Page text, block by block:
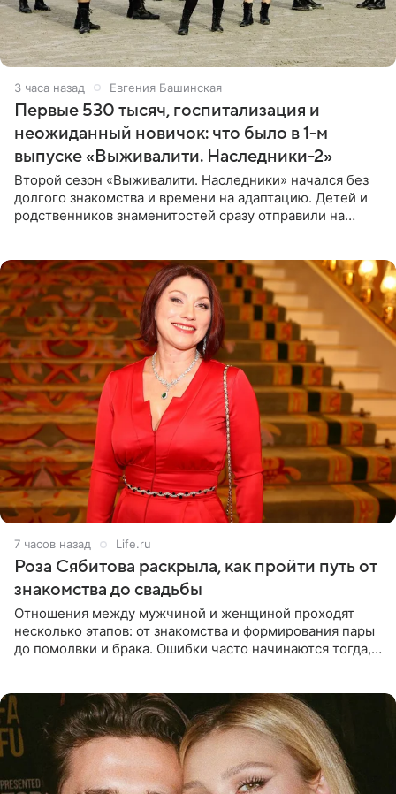
3 часа назад Евгения Башинская
Первые 530 тысяч, госпитализация и
неожиданный новичок: что было в 1-м
выпуске «Выживалити. Наследники-2»
Второй сезон «Выживалити. Наследники» начался без
долгого знакомства и времени на адаптацию. Детей и
родственников знаменитостей сразу отправили на
7 часов назад Life.ru
Роза Сябитова раскрыла, как пройти путь от
знакомства до свадьбы
Отношения между мужчиной и женщиной проходят
несколько этапов: от знакомства и формирования пары
до помолвки и брака. Ошибки часто начинаются тогда,